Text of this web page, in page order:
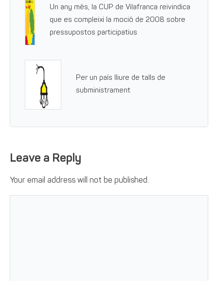
Un any més, la CUP de Vilafranca reivindica
que es compleixi la moció de 2008 sobre
pressupostos participatius
Per un país lliure de talls de
subministrament
Leave a Reply
Your email address will not be published.